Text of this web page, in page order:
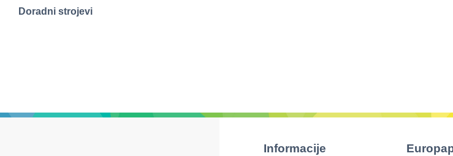
Doradni strojevi
Informacije